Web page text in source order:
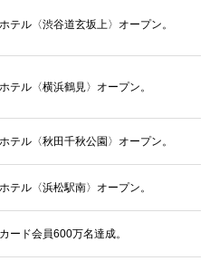
テル〈渋谷道玄坂上〉オープン。
テル〈横浜鶴見〉オープン。
テル〈秋田千秋公園〉オープン。
テル〈浜松駅南〉オープン。
ード会員600万名達成。